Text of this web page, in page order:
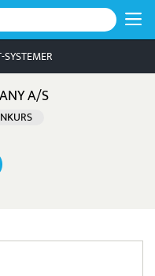
SYSTEMER
A/S